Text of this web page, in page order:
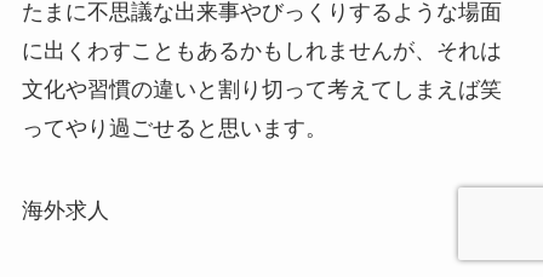
たまに不思議な出来事やびっくりするような場面
に出くわすこともあるかもしれませんが、それは
文化や習慣の違いと割り切って考えてしまえば笑
ってやり過ごせると思います。
海外求人